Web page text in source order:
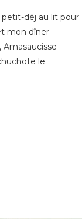
déj au lit pour
mon dîner
le